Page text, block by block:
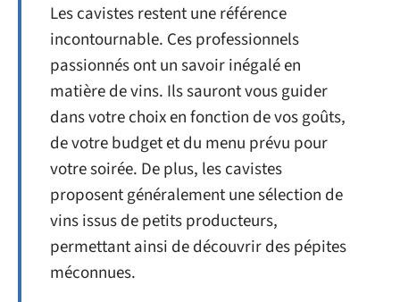
Les cavistes restent une référence
incontournable. Ces professionnels
passionnés ont un savoir inégalé en
matière de vins. Ils sauront vous guider
dans votre choix en fonction de vos goûts,
de votre budget et du menu prévu pour
votre soirée. De plus, les cavistes
proposent généralement une sélection de
vins issus de petits producteurs,
permettant ainsi de découvrir des pépites
méconnues.